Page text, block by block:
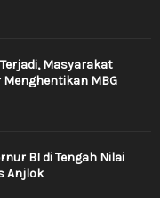
Masyarakat
MBG
BI di Tengah Nilai
Anjlok